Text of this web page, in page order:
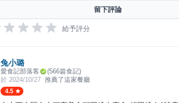
留下評論
給予評分
兔小璐
愛食記部落客 (566篇食記)
於 2024/10/27 推薦了這家餐廳
4.5